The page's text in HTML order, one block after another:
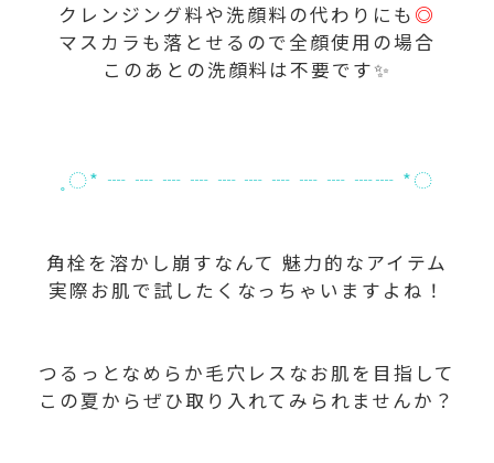
クレンジング料や洗顔料の代わりにも ◎
マスカラも落とせるので全顔使用の場合
このあとの洗顔料は不要です✨
˳◌* ┈ ┈ ┈ ┈ ┈ ┈ ┈ ┈ ┈ ┈┈ *◌
角栓を溶かし崩すなんて 魅力的なアイテム
実際お肌で試したくなっちゃいますよね！
つるっとなめらか毛穴レスなお肌を目指して
この夏からぜひ取り入れてみられませんか？